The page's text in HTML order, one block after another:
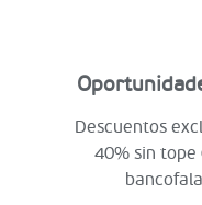
Descuentos
40% sin tope